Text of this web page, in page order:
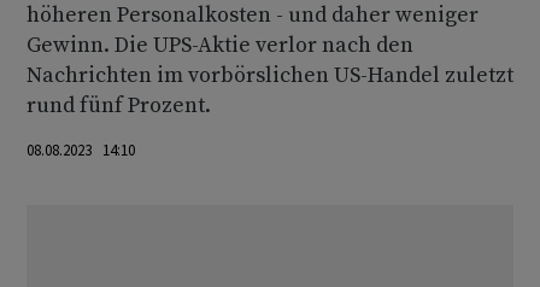
höheren Personalkosten - und daher weniger
Gewinn. Die UPS-Aktie verlor nach den
Nachrichten im vorbörslichen US-Handel zuletzt
rund fünf Prozent.
08.08.2023 14:10